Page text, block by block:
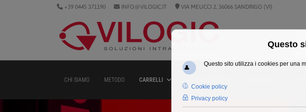
+39 0445 371190 INFO@VILOGIC.IT VIA MEUCCI 2, 36066 SANDRIGO (VI)
CHI SIAMO METODO CARRELLI